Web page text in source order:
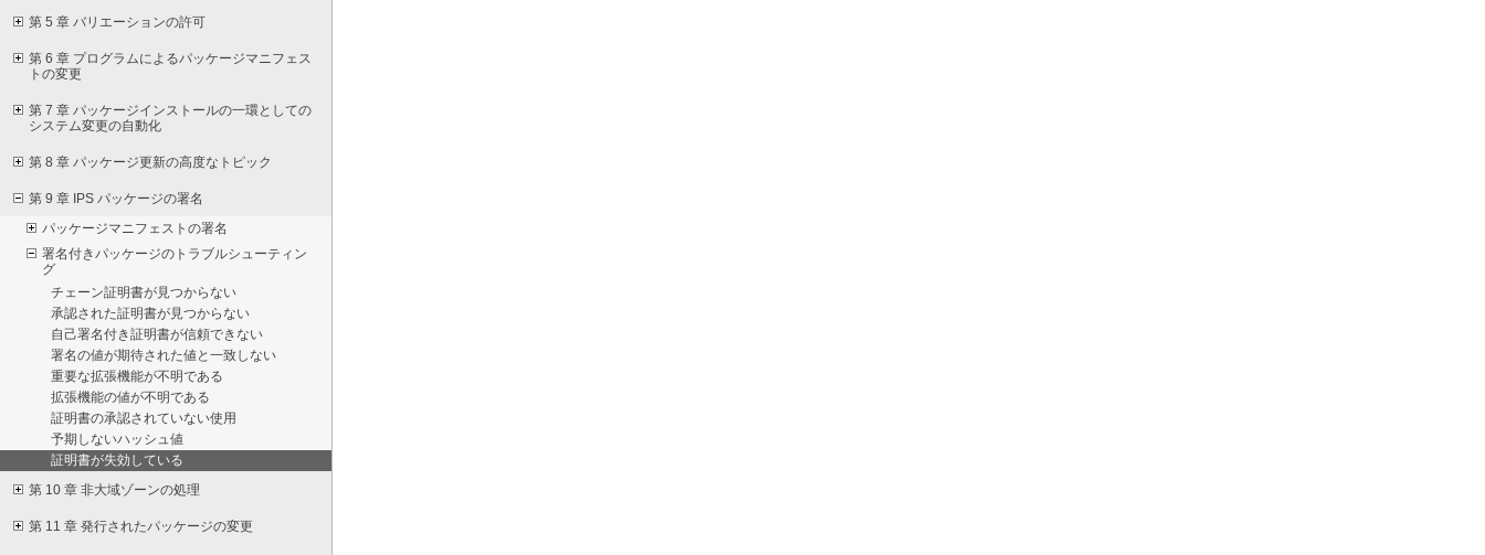
第 5 章 バリエーションの許可
第 6 章 プログラムによるパッケージマニフェス
トの変更
第 7 章 パッケージインストールの一環としての
システム変更の自動化
第 8 章 パッケージ更新の高度なトピック
第 9 章 IPS パッケージの署名
パッケージマニフェストの署名
署名付きパッケージのトラブルシューティン
グ
チェーン証明書が見つからない
承認された証明書が見つからない
自己署名付き証明書が信頼できない
署名の値が期待された値と一致しない
重要な拡張機能が不明である
拡張機能の値が不明である
証明書の承認されていない使用
予期しないハッシュ値
証明書が失効している
第 10 章 非大域ゾーンの処理
第 11 章 発行されたパッケージの変更